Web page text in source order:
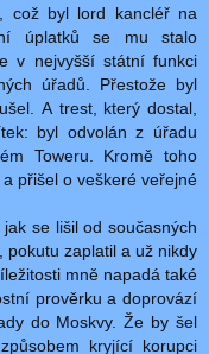
což byl lord kancléř na
úplatků se mu stalo
v nejvyšší státní funkci
úřadů. Přestože byl
A trest, který dostal,
byl odvolán z úřadu
Toweru. Kromě toho
přišel o veškeré veřejné
se lišil od současných
pokutu zaplatil a už nikdy
mně napadá také
prověrku a doprovází
do Moskvy. Že by šel
kryjící korupci